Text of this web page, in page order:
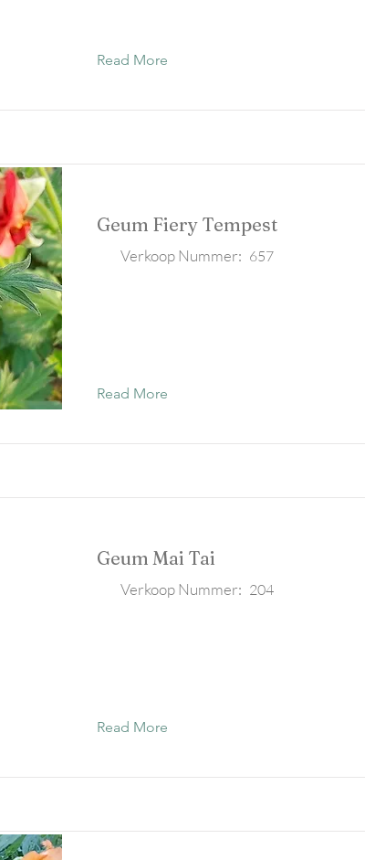
Read More
Geum Fiery Tempest
Verkoop Nummer: 657
Read More
Geum Mai Tai
Verkoop Nummer: 204
Read More